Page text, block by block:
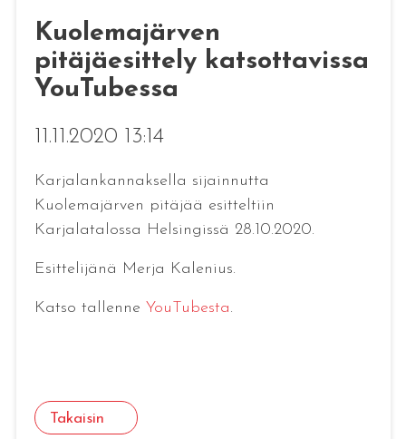
Kuolemajärven
pitäjäesittely katsottavissa
YouTubessa
11.11.2020 13:14
Karjalankannaksella sijainnutta
Kuolemajärven pitäjää esitteltiin
Karjalatalossa Helsingissä 28.10.2020.
Esittelijänä Merja Kalenius.
Katso tallenne YouTubesta.
Takaisin